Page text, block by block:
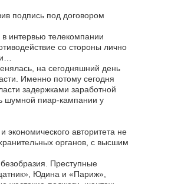
подпись под договором
интервью телекомпании
со стороны лично
на сегодняшний день
Именно потому сегодня
задержками заработной
шумной пиар-кампании у
экономического авторитета не
органов, с высшим
Преступные
Юдина и «Париж»,